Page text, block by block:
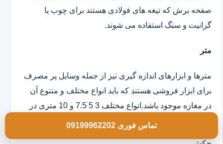
صفحه برش که تیغه های فولادی هستند برای چوب یا
گرانیت و سنگ استفاده می شوند.
متر
مترها و ابزارهای اندازه گیری نیز از جمله وسایل پر مصرف
برای ابزار فروشی هستند که باید انواع مختلف و متنوع آن
در مغازه موجود باشد.انواع مختلف 3 5 7.5 و 10 متری در
مدلهای روکش دار و ساده موجود است.
تماس فوری 09199962202